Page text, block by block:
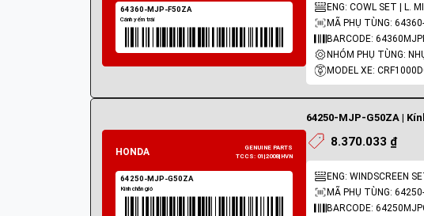
ENG: COWL SET | L.
MÃ PHỤ TÙNG:
BARCODE:
NHÓM PHỤ TÙNG:
MODEL XE:
64250-MJP-G50ZA |
8.370.033 ₫
ENG: WINDSCREEN
MÃ PHỤ TÙNG:
BARCODE: